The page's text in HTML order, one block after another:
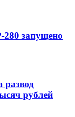
280 запущено
развод
рублей